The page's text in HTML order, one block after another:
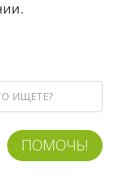
ПОМОЧЬ!